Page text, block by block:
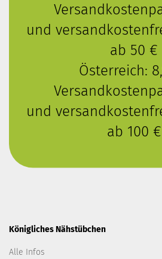
und
ab 50 €
Österreich:
und
ab 100 €
Königliches Nähstübchen
Alle Infos